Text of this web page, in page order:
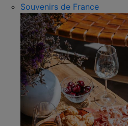
Souvenirs de France